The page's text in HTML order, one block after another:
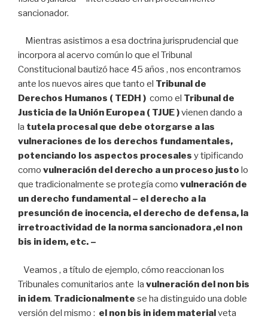
sancionador.
Mientras asistimos a esa doctrina jurisprudencial que
incorpora al acervo común lo que el Tribunal
Constitucional bautizó hace 45 años , nos encontramos
ante los nuevos aires que tanto el Tribunal de
Derechos Humanos ( TEDH ) como el Tribunal de
Justicia de la Unión Europea ( TJUE )vienen dando a
la tutela procesal que debe otorgarse a las
vulneraciones de los derechos fundamentales,
potenciando los aspectos procesales y tipificando
como vulneración del derecho a un proceso justo lo
que tradicionalmente se protegía como vulneración de
un derecho fundamental – el derecho a la
presunción de inocencia, el derecho de defensa, la
irretroactividad de la norma sancionadora ,el non
bis in idem, etc. –
Veamos , a título de ejemplo, cómo reaccionan los
Tribunales comunitarios ante la vulneración del non bis
in idem. Tradicionalmente se ha distinguido una doble
versión del mismo : el non bis in idem materialveta